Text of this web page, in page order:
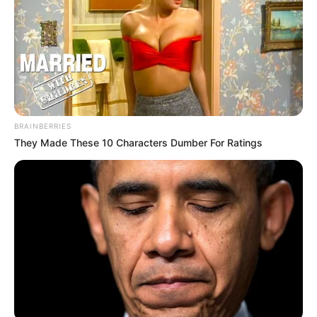
BRAINBERRIES
They Made These 10 Characters Dumber For Ratings